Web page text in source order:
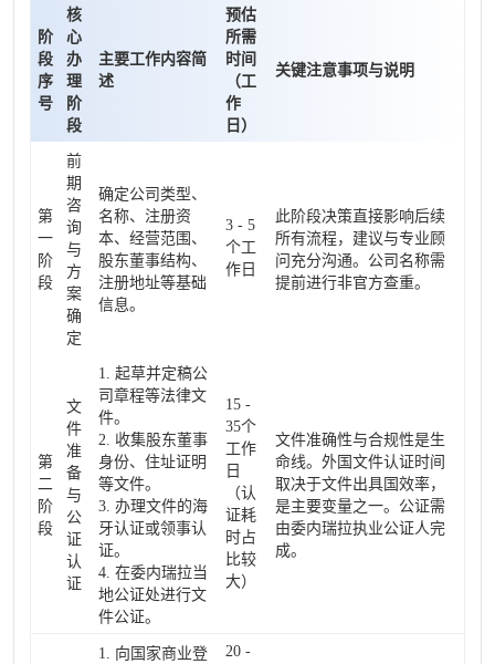
阶
段
序
号
核
心
办
理
阶
段
主要工作内容简
述
预估
所需
时间
（工
作
日）
关键注意事项与说明
第
一
阶
段
前
期
咨
询
与
方
案
确
定
确定公司类型、
名称、注册资
本、经营范围、
股东董事结构、
注册地址等基础
信息。
3 - 5
个工
作日
此阶段决策直接影响后续
所有流程，建议与专业顾
问充分沟通。公司名称需
提前进行非官方查重。
第
二
阶
段
文
件
准
备
与
公
证
认
证
1. 起草并定稿公
司章程等法律文
件。
2. 收集股东董事
身份、住址证明
等文件。
3. 办理文件的海
牙认证或领事认
证。
4. 在委内瑞拉当
地公证处进行文
件公证。
15 -
35个
工作
日
（认
证耗
时占
比较
大）
文件准确性与合规性是生
命线。外国文件认证时间
取决于文件出具国效率，
是主要变量之一。公证需
由委内瑞拉执业公证人完
成。
1. 向国家商业登
20 -